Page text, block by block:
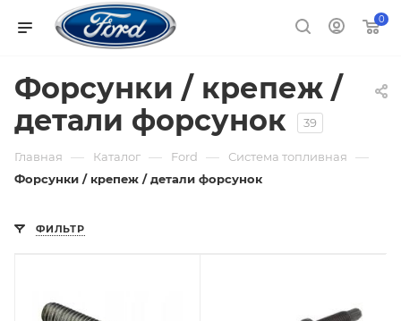
0
Форсунки / крепеж /
детали форсунок
39
Главная — Каталог — Ford — Система топливная —
Форсунки / крепеж / детали форсунок
ФИЛЬТР